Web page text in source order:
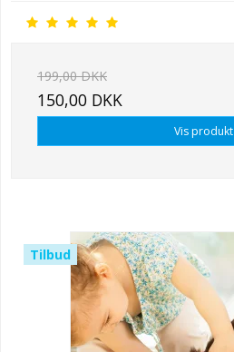
199,00 DKK
150,00 DKK
Vis produkt
Tilbud